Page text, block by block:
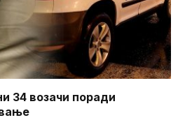
34 возачи поради